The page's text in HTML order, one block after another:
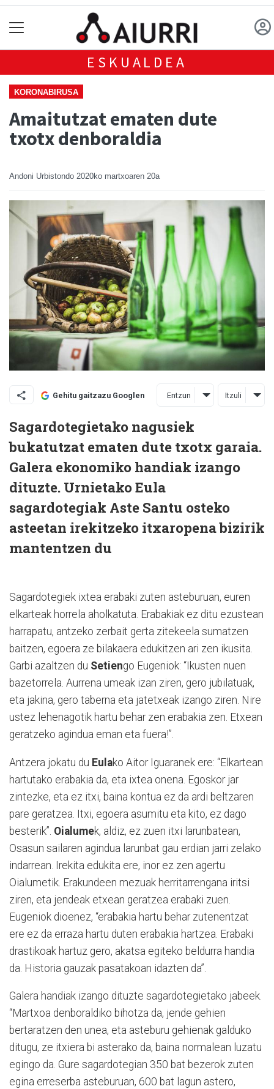
ESKUALDEA
KORONABIRUSA
Amaitutzat ematen dute
txotx denboraldia
Andoni Urbistondo 2020ko martxoaren 20a
Gehitu gaitzazu Googlen Entzun Itzuli
Sagardotegietako nagusiek
bukatutzat ematen dute txotx garaia.
Galera ekonomiko handiak izango
dituzte. Urnietako Eula
sagardotegiak Aste Santu osteko
asteetan irekitzeko itxaropena bizirik
mantentzen du
Sagardotegiek ixtea erabaki zuten asteburuan, euren
elkarteak horrela aholkatuta. Erabakiak ez ditu ezustean
harrapatu, antzeko zerbait gerta zitekeela sumatzen
baitzen, egoera ze bilakaera edukitzen ari zen ikusita.
Garbi azaltzen du Setiengo Eugeniok: “Ikusten nuen
bazetorrela. Aurrena umeak izan ziren, gero jubilatuak,
eta jakina, gero taberna eta jatetxeak izango ziren. Nire
ustez lehenagotik hartu behar zen erabakia zen. Etxean
geratzeko agindua eman eta fuera!”.
Antzera jokatu du Eulako Aitor Iguaranek ere: “Elkartean
hartutako erabakia da, eta ixtea onena. Egoskor jar
zintezke, eta ez itxi, baina kontua ez da ardi beltzaren
pare geratzea. Itxi, egoera asumitu eta kito, ez dago
besterik”. Oialumek, aldiz, ez zuen itxi larunbatean,
Osasun sailaren agindua larunbat gau erdian jarri zelako
indarrean. Irekita edukita ere, inor ez zen agertu
Oialumetik. Erakundeen mezuak herritarrengana iritsi
ziren, eta jendeak etxean geratzea erabaki zuen.
Eugeniok dioenez, “erabakia hartu behar zutenentzat
ere ez da erraza hartu duten erabakia hartzea. Erabaki
drastikoak hartuz gero, akatsa egiteko beldurra handia
da. Historia gauzak pasatakoan idazten da”.
Galera handiak izango dituzte sagardotegietako jabeek.
“Martxoa denboraldiko bihotza da, jende gehien
bertaratzen den unea, eta asteburu gehienak galduko
ditugu, ze itxiera bi asterako da, baina normalean luzatu
egingo da. Gure sagardotegian 350 bat bezerok zuten
egina erreserba asteburuan, 600 bat lagun astero,